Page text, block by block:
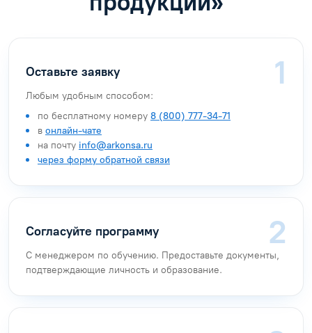
Оставьте заявку
Любым удобным способом:
по бесплатному номеру 8 (800) 777-34-71
в онлайн-чате
на почту info@arkonsa.ru
через форму обратной связи
Согласуйте программу
С менеджером по обучению. Предоставьте документы,
подтверждающие личность и образование.